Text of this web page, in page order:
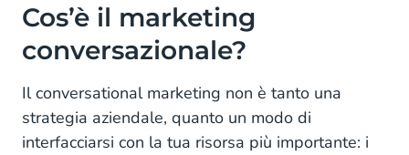
Cos’è il marketing
conversazionale?
Il conversational marketing non è tanto una
strategia aziendale, quanto un modo di
interfacciarsi con la tua risorsa più importante: i